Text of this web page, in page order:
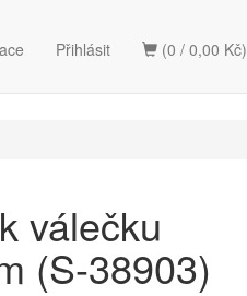
(0 / 0,00 Kč)
Přihlásit
válečku
(S-38903)